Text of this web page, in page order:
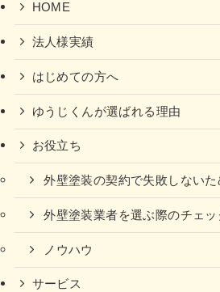
HOME
法人様実績
はじめての方へ
ゆうじくんが選ばれる理由
お役立ち
外壁塗装の契約で失敗しないた
外壁塗装業者を選ぶ際のチェッ
ノウハウ
サービス